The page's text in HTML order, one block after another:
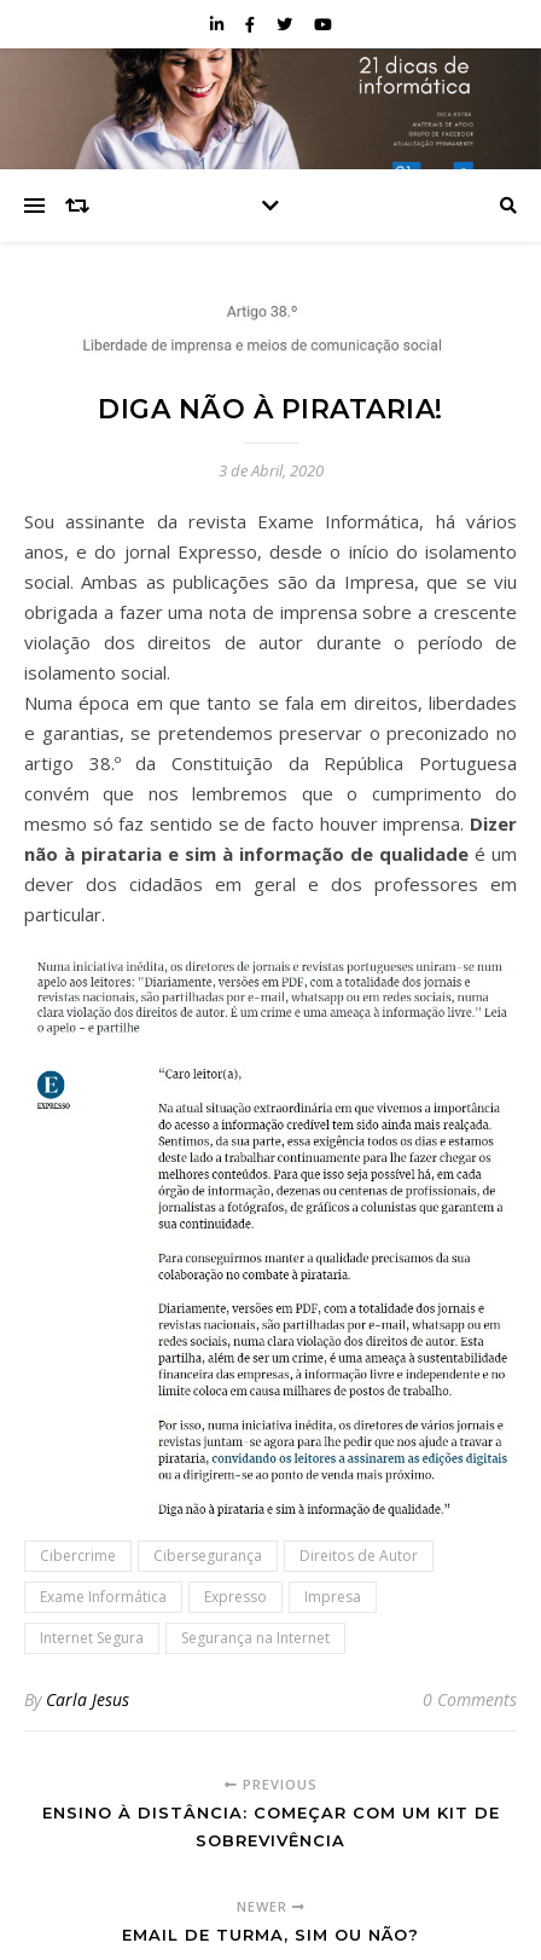
DIGA NÃO À PIRATARIA!
3 de Abril, 2020
Sou assinante da revista Exame Informática, há vários
anos, e do jornal Expresso, desde o início do isolamento
social. Ambas as publicações são da Impresa, que se viu
obrigada a fazer uma nota de imprensa sobre a crescente
violação dos direitos de autor durante o período de
isolamento social.
Numa época em que tanto se fala em direitos, liberdades
e garantias, se pretendemos preservar o preconizado no
artigo 38.º da Constituição da República Portuguesa
convém que nos lembremos que o cumprimento do
mesmo só faz sentido se de facto houver imprensa. Dizer
não à pirataria e sim à informação de qualidade é um
dever dos cidadãos em geral e dos professores em
particular.
Cibercrime Cibersegurança
Direitos de Autor
Exame Informática
Expresso
Impresa
Internet Segura
Segurança na Internet
By Carla Jesus 0 Comments
PREVIOUS
ENSINO À DISTÂNCIA: COMEÇAR COM UM KIT DE
SOBREVIVÊNCIA
NEWER
EMAIL DE TURMA, SIM OU NÃO?